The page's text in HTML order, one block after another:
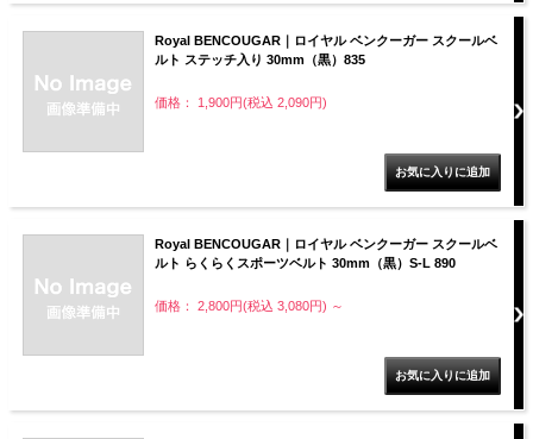
Royal BENCOUGAR｜ロイヤル ベンクーガー スクールベ
ルト ステッチ入り 30mm（黒）835
価格： 1,900円(税込 2,090円)
Royal BENCOUGAR｜ロイヤル ベンクーガー スクールベ
ルト らくらくスポーツベルト 30mm（黒）S-L 890
価格： 2,800円(税込 3,080円) ～